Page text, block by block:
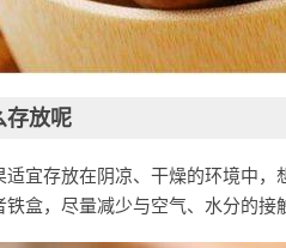
存放呢
宜存放在阴凉、干燥的环境中，
盒，尽量减少与空气、水分的接